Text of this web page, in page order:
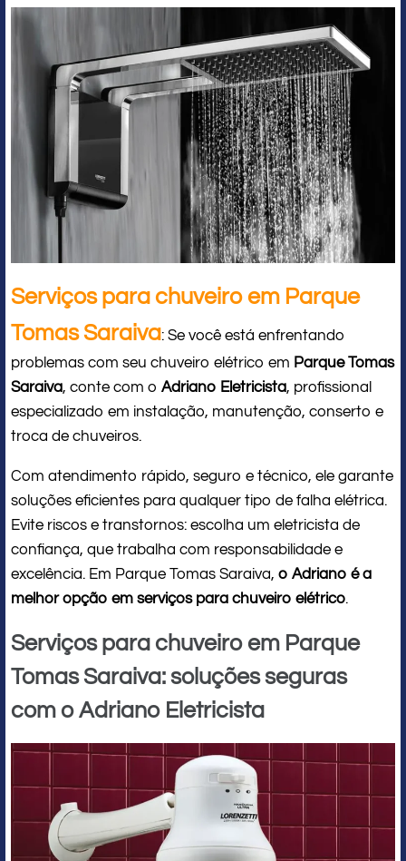
Serviços para chuveiro em Parque
Tomas Saraiva: Se você está enfrentando
problemas com seu chuveiro elétrico em Parque Tomas
Saraiva, conte com o Adriano Eletricista, profissional
especializado em instalação, manutenção, conserto e
troca de chuveiros.
Com atendimento rápido, seguro e técnico, ele garante
soluções eficientes para qualquer tipo de falha elétrica.
Evite riscos e transtornos: escolha um eletricista de
confiança, que trabalha com responsabilidade e
excelência. Em Parque Tomas Saraiva, o Adriano é a
melhor opção em serviços para chuveiro elétrico.
Serviços para chuveiro em Parque
Tomas Saraiva: soluções seguras
com o Adriano Eletricista